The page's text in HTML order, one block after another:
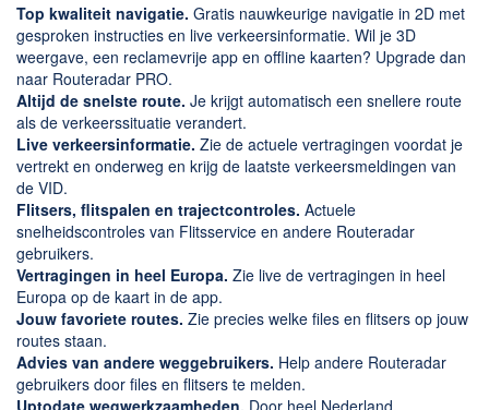
Chatten en bellen
Dating apps
Parkeer apps
Rar en Zip (Compressie - Unzip)
Shopping
Spelletjes en Games
Webbrowsers
Top kwaliteit navigatie. Gratis nauwkeurige navigatie in 2D met
gesproken instructies en live verkeersinformatie. Wil je 3D
weergave, een reclamevrije app en offline kaarten? Upgrade dan
naar Routeradar PRO.
Altijd de snelste route. Je krijgt automatisch een snellere route
als de verkeerssituatie verandert.
Live verkeersinformatie. Zie de actuele vertragingen voordat je
vertrekt en onderweg en krijg de laatste verkeersmeldingen van
de VID.
Flitsers, flitspalen en trajectcontroles. Actuele
snelheidscontroles van Flitsservice en andere Routeradar
gebruikers.
Vertragingen in heel Europa. Zie live de vertragingen in heel
Europa op de kaart in de app.
Jouw favoriete routes. Zie precies welke files en flitsers op jouw
routes staan.
Advies van andere weggebruikers. Help andere Routeradar
gebruikers door files en flitsers te melden.
Uptodate wegwerkzaamheden. Door heel Nederland.